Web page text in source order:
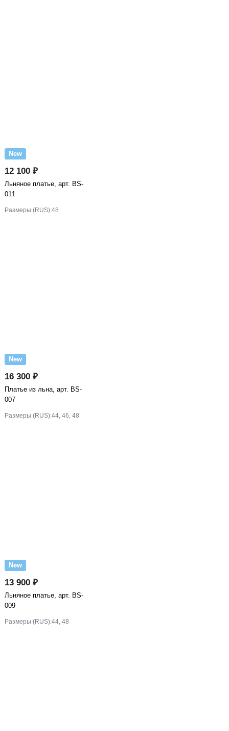
New
12 100 ₽
Льняное платье, арт. BS-
011
Размеры (RUS):48
New
16 300 ₽
Платье из льна, арт. BS-
007
Размеры (RUS):44, 46, 48
New
13 900 ₽
Льняное платье, арт. BS-
009
Размеры (RUS):44, 48